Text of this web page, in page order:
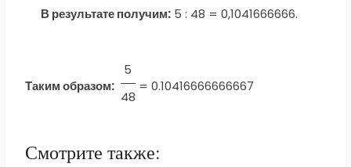
В результате получим:5 : 48 = 0,1041666666.
Таким образом:
5
48
= 0.10416666666667
Смотрите также: